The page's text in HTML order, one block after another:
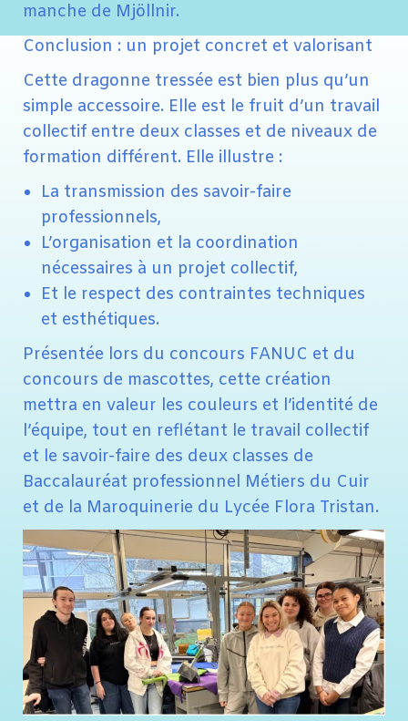
manche de Mjöllnir.
Conclusion : un projet concret et valorisant
Cette dragonne tressée est bien plus qu’un
simple accessoire. Elle est le fruit d’un travail
collectif entre deux classes et de niveaux de
formation différent. Elle illustre :
La transmission des savoir-faire
professionnels,
L’organisation et la coordination
nécessaires à un projet collectif,
Et le respect des contraintes techniques
et esthétiques.
Présentée lors du concours FANUC et du
concours de mascottes, cette création
mettra en valeur les couleurs et l’identité de
l’équipe, tout en reflétant le travail collectif
et le savoir-faire des deux classes de
Baccalauréat professionnel Métiers du Cuir
et de la Maroquinerie du Lycée Flora Tristan.